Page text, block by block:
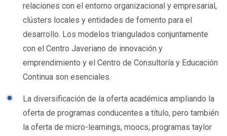
relaciones con el entorno organizacional y empresarial,
clústers locales y entidades de fomento para el
desarrollo. Los modelos triangulados conjuntamente
con el Centro Javeriano de innovación y
emprendimiento y el Centro de Consultoría y Educación
Continua son esenciales.
La diversificación de la oferta académica ampliando la
oferta de programas conducentes a título, pero también
la oferta de micro-learnings, moocs, programas taylor